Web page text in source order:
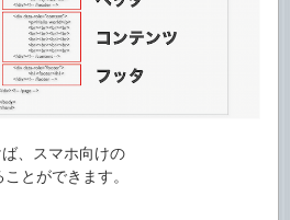
、スマホ向けの
とができます。